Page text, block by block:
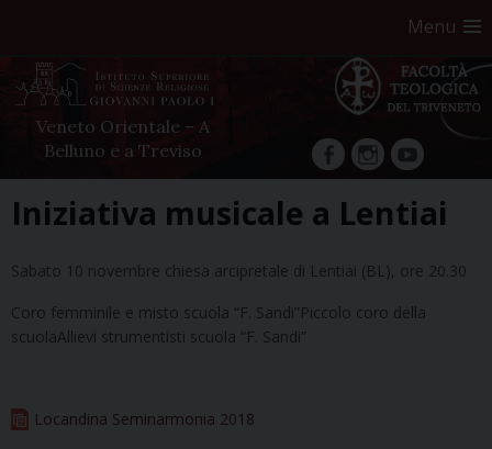
Menu
Veneto Orientale – A
Belluno e a Treviso
facebookInstagram
YouTube
Iniziativa musicale a Lentiai
Sabato 10 novembre chiesa arcipretale di Lentiai (BL), ore 20.30
Coro femminile e misto scuola “F. Sandi”Piccolo coro della
scuolaAllievi strumentisti scuola “F. Sandi”
Locandina Seminarmonia 2018